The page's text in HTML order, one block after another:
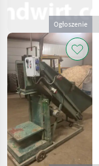
Ogłoszenie